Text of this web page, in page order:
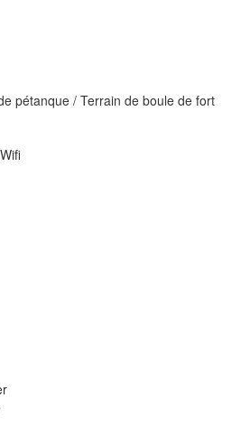
pétanque / Terrain de boule de fort